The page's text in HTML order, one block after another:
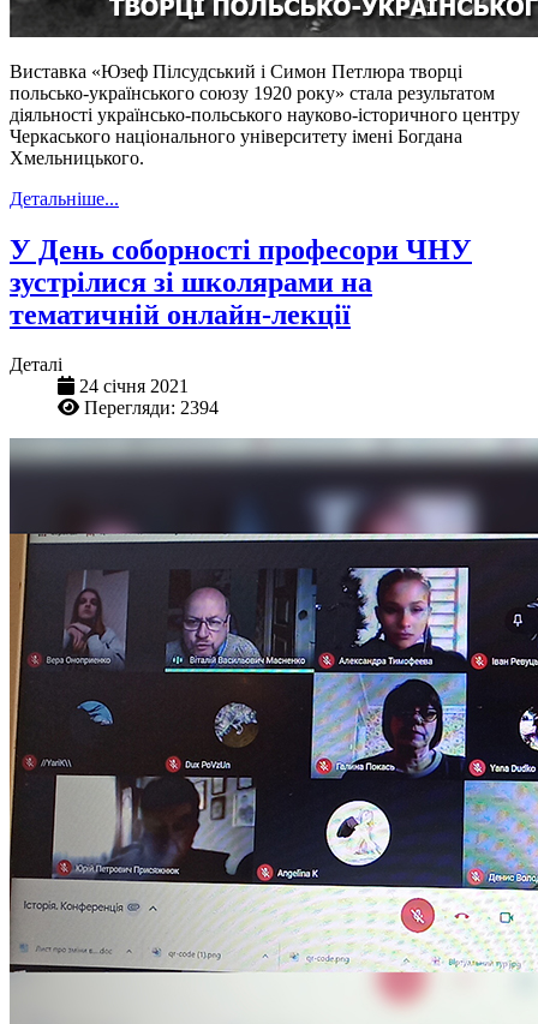
Виставка «Юзеф Пілсудський і Симон Петлюра творці
польсько-українського союзу 1920 року» стала результатом
діяльності українсько-польського науково-історичного центру
Черкаського національного університету імені Богдана
Хмельницького.
Детальніше...
У День соборності професори ЧНУ
зустрілися зі школярами на
тематичній онлайн-лекції
Деталі
24 січня 2021
Перегляди: 2394